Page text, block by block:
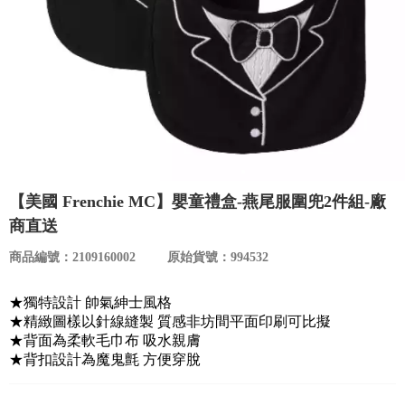
美容／個人清潔
食品／健康食補
優惠活動
關於我們
合作提案
購物流程
優惠券領取
【美國 Frenchie MC】嬰童禮盒-燕尾服圍兜2件組-廠
商直送
商品編號：2109160002 原始貨號：994532
★獨特設計 帥氣紳士風格
★精緻圖樣以針線縫製 質感非坊間平面印刷可比擬
★背面為柔軟毛巾布 吸水親膚
★背扣設計為魔鬼氈 方便穿脫